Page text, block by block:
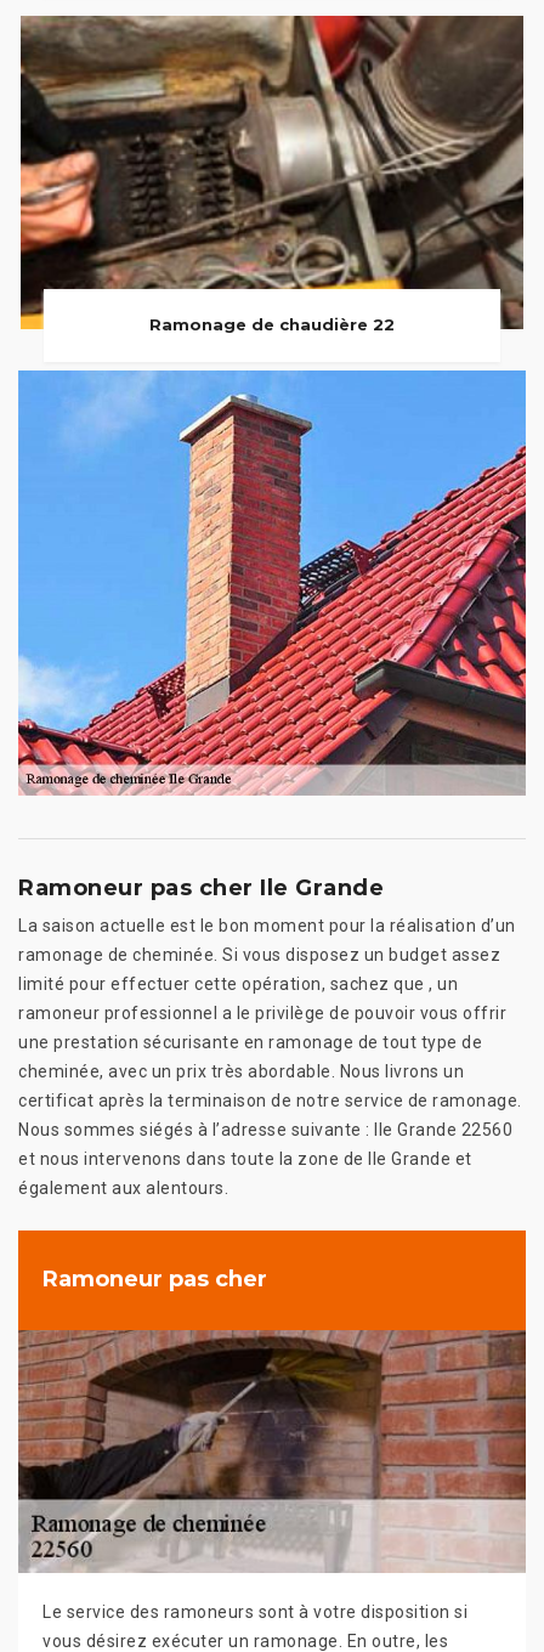
Ramonage de chaudière 22
Ramoneur pas cher Ile Grande
La saison actuelle est le bon moment pour la réalisation d’un
ramonage de cheminée. Si vous disposez un budget assez
limité pour effectuer cette opération, sachez que , un
ramoneur professionnel a le privilège de pouvoir vous offrir
une prestation sécurisante en ramonage de tout type de
cheminée, avec un prix très abordable. Nous livrons un
certificat après la terminaison de notre service de ramonage.
Nous sommes siégés à l’adresse suivante : Ile Grande 22560
et nous intervenons dans toute la zone de Ile Grande et
également aux alentours.
Ramoneur pas cher
Le service des ramoneurs sont à votre disposition si
vous désirez exécuter un ramonage. En outre, les